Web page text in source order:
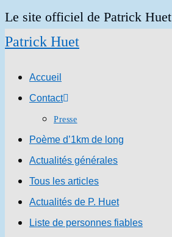
Skip
to
Le site officiel de Patrick Huet
Patrick Huet
Accueil
Contact
Presse
Poème d’1km de long
Actualités générales
Tous les articles
Actualités de P. Huet
Liste de personnes fiables